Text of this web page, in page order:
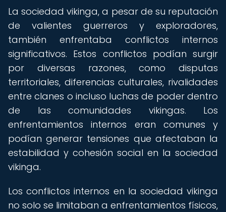
La sociedad vikinga, a pesar de su reputación
de valientes guerreros y exploradores,
también enfrentaba conflictos internos
significativos. Estos conflictos podían surgir
por diversas razones, como disputas
territoriales, diferencias culturales, rivalidades
entre clanes o incluso luchas de poder dentro
de las comunidades vikingas. Los
enfrentamientos internos eran comunes y
podían generar tensiones que afectaban la
estabilidad y cohesión social en la sociedad
vikinga.
Los conflictos internos en la sociedad vikinga
no solo se limitaban a enfrentamientos físicos,